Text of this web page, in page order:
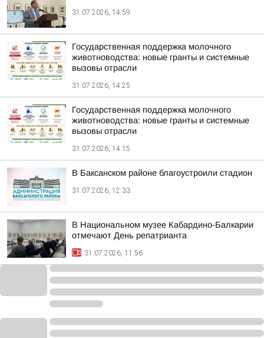
31.07.2026, 14:59
Государственная поддержка молочного
животноводства: новые гранты и системные
вызовы отрасли
31.07.2026, 14:25
Государственная поддержка молочного
животноводства: новые гранты и системные
вызовы отрасли
31.07.2026, 14:15
В Баксанском районе благоустроили стадион
31.07.2026, 12:33
В Национальном музее Кабардино-Балкарии
отмечают День репатрианта
31.07.2026, 11:56